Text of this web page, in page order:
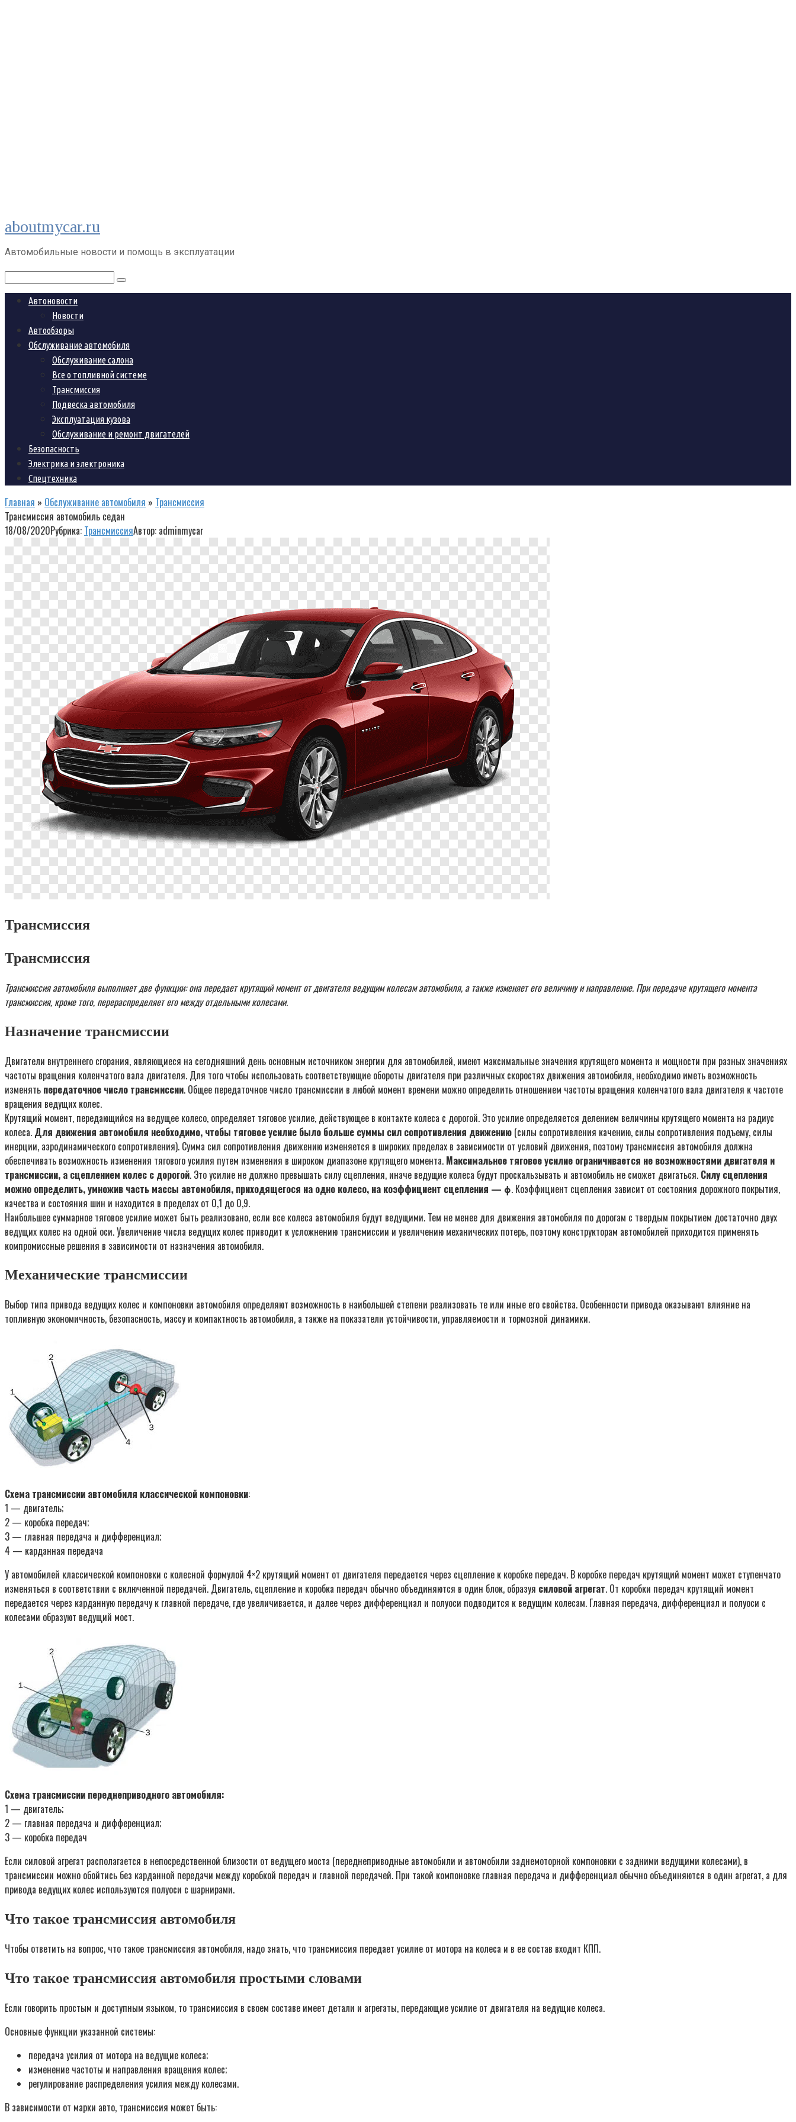
Перейти
к
контенту
aboutmycar.ru
Автомобильные новости и помощь в эксплуатации
Поиск:
Автоновости
Новости
Автообзоры
Обслуживание автомобиля
Обслуживание салона
Все о топливной системе
Трансмиссия
Подвеска автомобиля
Эксплуатация кузова
Обслуживание и ремонт двигателей
Безопасность
Электрика и электроника
Спецтехника
Главная » Обслуживание автомобиля » Трансмиссия
Трансмиссия автомобиль седан
18/08/2020Рубрика: ТрансмиссияАвтор: adminmycar
Трансмиссия
Трансмиссия
Трансмиссия автомобиля выполняет две функции: она передает крутящий момент от двигателя ведущим колесам автомобиля, а также изменяет его величину и направление. При передаче крутящего момента
трансмиссия, кроме того, перераспределяет его между отдельными колесами.
Назначение трансмиссии
Двигатели внутреннего сгорания, являющиеся на сегодняшний день основным источником энергии для автомобилей, имеют максимальные значения крутящего момента и мощности при разных значениях
частоты вращения коленчатого вала двигателя. Для того чтобы использовать соответствующие обороты двигателя при различных скоростях движения автомобиля, необходимо иметь возможность
изменять передаточное число трансмиссии. Общее передаточное число трансмиссии в любой момент времени можно определить отношением частоты вращения коленчатого вала двигателя к частоте
вращения ведущих колес.
Крутящий момент, передающийся на ведущее колесо, определяет тяговое усилие, действующее в контакте колеса с дорогой. Это усилие определяется делением величины крутящего момента на радиус
колеса. Для движения автомобиля необходимо, чтобы тяговое усилие было больше суммы сил сопротивления движению (силы сопротивления качению, силы сопротивления подъему, силы
инерции, аэродинамического сопротивления). Сумма сил сопротивления движению изменяется в широких пределах в зависимости от условий движения, поэтому трансмиссия автомобиля должна
обеспечивать возможность изменения тягового усилия путем изменения в широком диапазоне крутящего момента. Максимальное тяговое усилие ограничивается не возможностями двигателя и
трансмиссии, а сцеплением колес с дорогой. Это усилие не должно превышать силу сцепления, иначе ведущие колеса будут проскальзывать и автомобиль не сможет двигаться. Силу сцепления
можно определить, умножив часть массы автомобиля, приходящегося на одно колесо, на коэффициент сцепления — ϕ. Коэффициент сцепления зависит от состояния дорожного покрытия,
качества и состояния шин и находится в пределах от 0,1 до 0,9.
Наибольшее суммарное тяговое усилие может быть реализовано, если все колеса автомобиля будут ведущими. Тем не менее для движения автомобиля по дорогам с твердым покрытием достаточно двух
ведущих колес на одной оси. Увеличение числа ведущих колес приводит к усложнению трансмиссии и увеличению механических потерь, поэтому конструкторам автомобилей приходится применять
компромиссные решения в зависимости от назначения автомобиля.
Механические трансмиссии
Выбор типа привода ведущих колес и компоновки автомобиля определяют возможность в наибольшей степени реализовать те или иные его свойства. Особенности привода оказывают влияние на
топливную экономичность, безопасность, массу и компактность автомобиля, а также на показатели устойчивости, управляемости и тормозной динамики.
Схема трансмиссии автомобиля классической компоновки:
1 — двигатель;
2 — коробка передач;
3 — главная передача и дифференциал;
4 — карданная передача
У автомобилей классической компоновки с колесной формулой 4×2 крутящий момент от двигателя передается через сцепление к коробке передач. В коробке передач крутящий момент может ступенчато
изменяться в соответствии с включенной передачей. Двигатель, сцепление и коробка передач обычно объединяются в один блок, образуя силовой агрегат. От коробки передач крутящий момент
передается через карданную передачу к главной передаче, где увеличивается, и далее через дифференциал и полуоси подводится к ведущим колесам. Главная передача, дифференциал и полуоси с
колесами образуют ведущий мост.
Схема трансмиссии переднеприводного автомобиля:
1 — двигатель;
2 — главная передача и дифференциал;
3 — коробка передач
Если силовой агрегат располагается в непосредственной близости от ведущего моста (переднеприводные автомобили и автомобили заднемоторной компоновки с задними ведущими колесами), в
трансмиссии можно обойтись без карданной передачи между коробкой передач и главной передачей. При такой компоновке главная передача и дифференциал обычно объединяются в один агрегат, а для
привода ведущих колес используются полуоси с шарнирами.
Что такое трансмиссия автомобиля
Чтобы ответить на вопрос, что такое трансмиссия автомобиля, надо знать, что трансмиссия передает усилие от мотора на колеса и в ее состав входит КПП.
Что такое трансмиссия автомобиля простыми словами
Если говорить простым и доступным языком, то трансмиссия в своем составе имеет детали и агрегаты, передающие усилие от двигателя на ведущие колеса.
Основные функции указанной системы:
передача усилия от мотора на ведущие колеса;
изменение частоты и направления вращения колес;
регулирование распределения усилия между колесами.
В зависимости от марки авто, трансмиссия может быть: